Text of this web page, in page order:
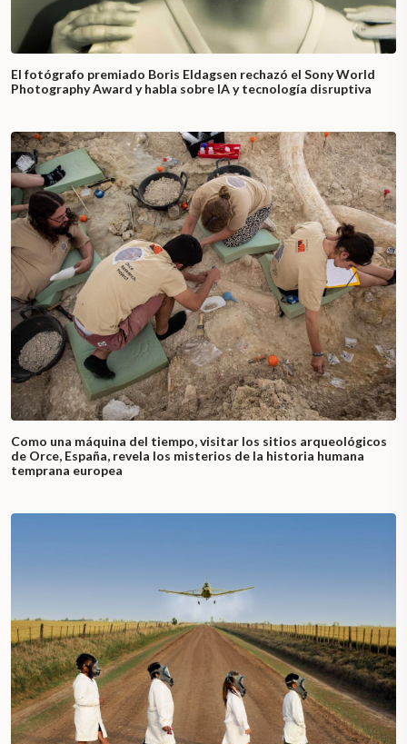
El fotógrafo premiado Boris Eldagsen rechazó el Sony World
Photography Award y habla sobre IA y tecnología disruptiva
Como una máquina del tiempo, visitar los sitios arqueológicos
de Orce, España, revela los misterios de la historia humana
temprana europea